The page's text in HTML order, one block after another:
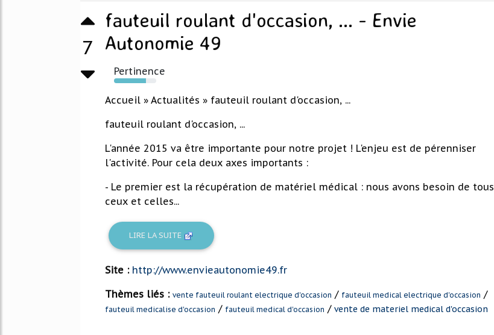
7
fauteuil roulant d'occasion, ... - Envie
Autonomie 49
Pertinence
75%
Accueil » Actualités » fauteuil roulant d'occasion, ...
fauteuil roulant d'occasion, ...
L'année 2015 va être importante pour notre projet ! L'enjeu est de pérenniser
l'activité. Pour cela deux axes importants :
- Le premier est la récupération de matériel médical : nous avons besoin de tous
ceux et celles...
LIRE LA SUITE
Site : http://www.envieautonomie49.fr
Thèmes liés : vente fauteuil roulant electrique d'occasion / fauteuil medical electrique d'occasion /
fauteuil medicalise d'occasion / fauteuil medical d'occasion / vente de materiel medical d'occasion